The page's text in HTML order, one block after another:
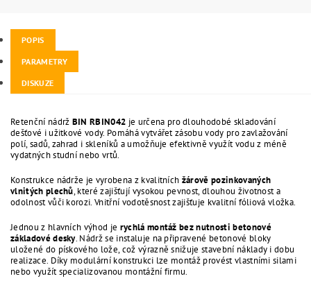
POPIS
PARAMETRY
DISKUZE
Retenční nádrž BIN RBIN042 je určena pro dlouhodobé skladování
dešťové i užitkové vody. Pomáhá vytvářet zásobu vody pro zavlažování
polí, sadů, zahrad i skleníků a umožňuje efektivně využít vodu z méně
vydatných studní nebo vrtů.
Konstrukce nádrže je vyrobena z kvalitních žárově pozinkovaných
vlnitých plechů, které zajišťují vysokou pevnost, dlouhou životnost a
odolnost vůči korozi. Vnitřní vodotěsnost zajišťuje kvalitní fóliová vložka.
Jednou z hlavních výhod je rychlá montáž bez nutnosti betonové
základové desky. Nádrž se instaluje na připravené betonové bloky
uložené do pískového lože, což výrazně snižuje stavební náklady i dobu
realizace. Díky modulární konstrukci lze montáž provést vlastními silami
nebo využít specializovanou montážní firmu.